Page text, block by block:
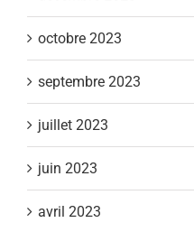
octobre 2023
septembre 2023
juillet 2023
juin 2023
avril 2023